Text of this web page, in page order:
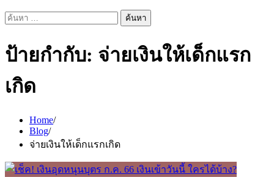
ค้นหา
ป้ายกำกับ: จ่ายเงินให้เด็กแรก
เกิด
Home
Blog
จ่ายเงินให้เด็กแรกเกิด